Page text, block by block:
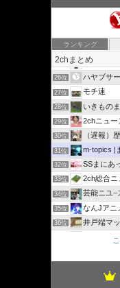
ランキング
24位 SS貯蔵庫
25位 営業マン
26位 ハヤブサ
27位 モチ速
28位 いきもの
29位 2chニュー
30位 （遅報）
31位 m-topics |
32位 SSまにあ
33位 2ch総合ニ
34位 芸能ニユ−
35位 なんJアニ
36位 井戸端マ
mashlife通